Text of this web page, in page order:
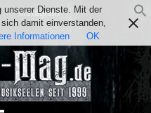
Instagram
unserer Dienste. Mit der
damit einverstanden,
Informationen OK